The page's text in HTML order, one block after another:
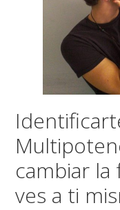
cambiar
ves a ti